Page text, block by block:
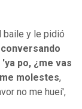
baile y le pidió
po, ¿me vas
molestes,
no me hueí',